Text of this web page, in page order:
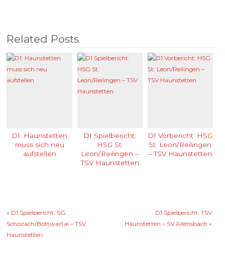
Related Posts
D1: Haunstetten
muss sich neu
aufstellen
D1 Spielbericht:
HSG St.
Leon/Reilingen –
TSV Haunstetten
D1 Vorbericht: HSG
St. Leon/Reilingen
– TSV Haunstetten
« D1 Spielbericht: SG
Schozach/Bottwartal – TSV
Haunstetten
D1 Spielbericht: TSV
Haunstetten – SV Allensbach »